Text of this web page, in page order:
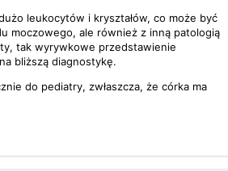
leukocytów i kryształów, co może być
moczowego, ale również z inną patologią
tak wyrywkowe przedstawienie
bliższą diagnostykę.
do pediatry, zwłaszcza, że córka ma